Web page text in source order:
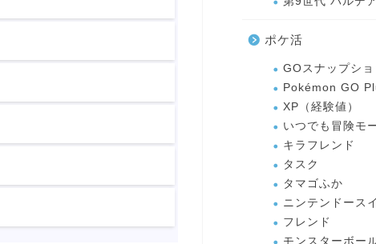
ポケ活
GOスナップショ
Pokémon GO
XP（経験値）
いつでも冒険モ
キラフレンド
タスク
タマゴふか
ニンテンドース
フレンド
モンスターボー